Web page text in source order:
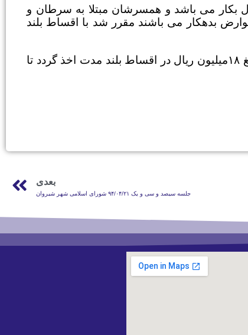
می باشد و همسرشان مبتلا به سرطان و
به شهرداری بابت عوارض بدهکار می باشند مقرر شد با اقساط بلند
در خصوص درخواست شهروند محترم خانم گ.ع مقرر شد بدهی به مبلغ ۱۸میلیون ریال در اقساط بلند مدت اخذ گردد تا
بعدی
جلسه سیصد و سی و یک ۹۴/۰۴/۲۱ شورای اسلامی شهر شیروان